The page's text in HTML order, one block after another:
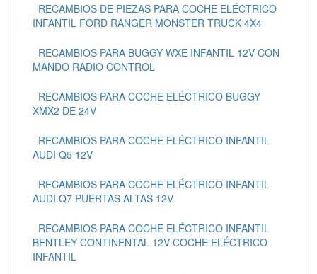
RECAMBIOS DE PIEZAS PARA COCHE ELÉCTRICO
INFANTIL FORD RANGER MONSTER TRUCK 4X4
RECAMBIOS PARA BUGGY WXE INFANTIL 12V CON
MANDO RADIO CONTROL
RECAMBIOS PARA COCHE ELÉCTRICO BUGGY
XMX2 DE 24V
RECAMBIOS PARA COCHE ELÉCTRICO INFANTIL
AUDI Q5 12V
RECAMBIOS PARA COCHE ELÉCTRICO INFANTIL
AUDI Q7 PUERTAS ALTAS 12V
RECAMBIOS PARA COCHE ELÉCTRICO INFANTIL
BENTLEY CONTINENTAL 12V COCHE ELÉCTRICO
INFANTIL